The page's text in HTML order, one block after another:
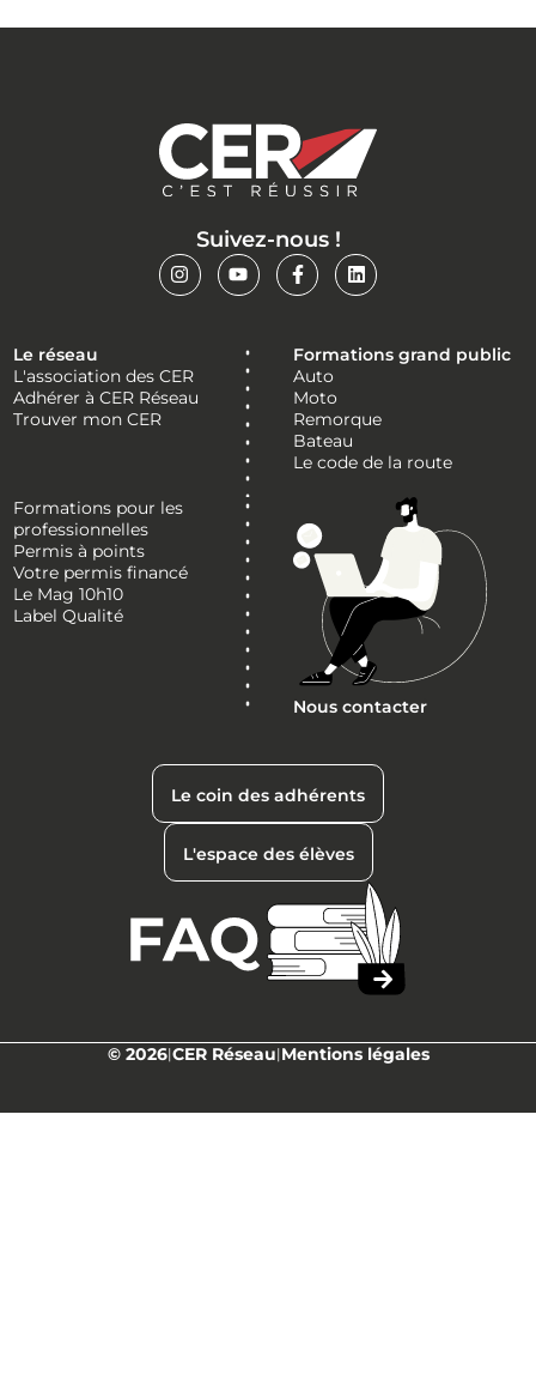
Suivez-nous !
Le réseau
L'association des CER
Adhérer à CER Réseau
Trouver mon CER
Formations grand public
Auto
Moto
Remorque
Bateau
Le code de la route
Formations pour les
professionnelles
Permis à points
Votre permis financé
Le Mag 10h10
Label Qualité
Nous contacter
Le coin des adhérents
L'espace des élèves
© 2026|CER Réseau|Mentions légales